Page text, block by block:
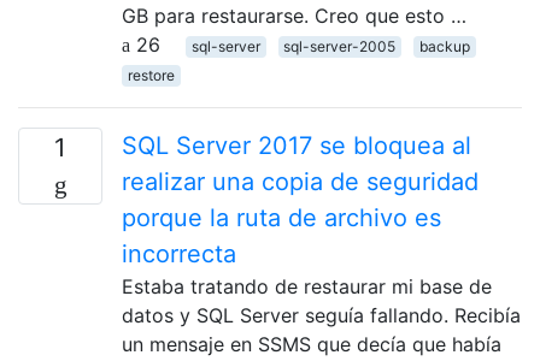
GB para restaurarse. Creo que esto …
26
sql-server sql-server-2005
backup
restore
1
SQL Server 2017 se bloquea al
realizar una copia de seguridad
porque la ruta de archivo es
incorrecta
Estaba tratando de restaurar mi base de
datos y SQL Server seguía fallando. Recibía
un mensaje en SSMS que decía que había